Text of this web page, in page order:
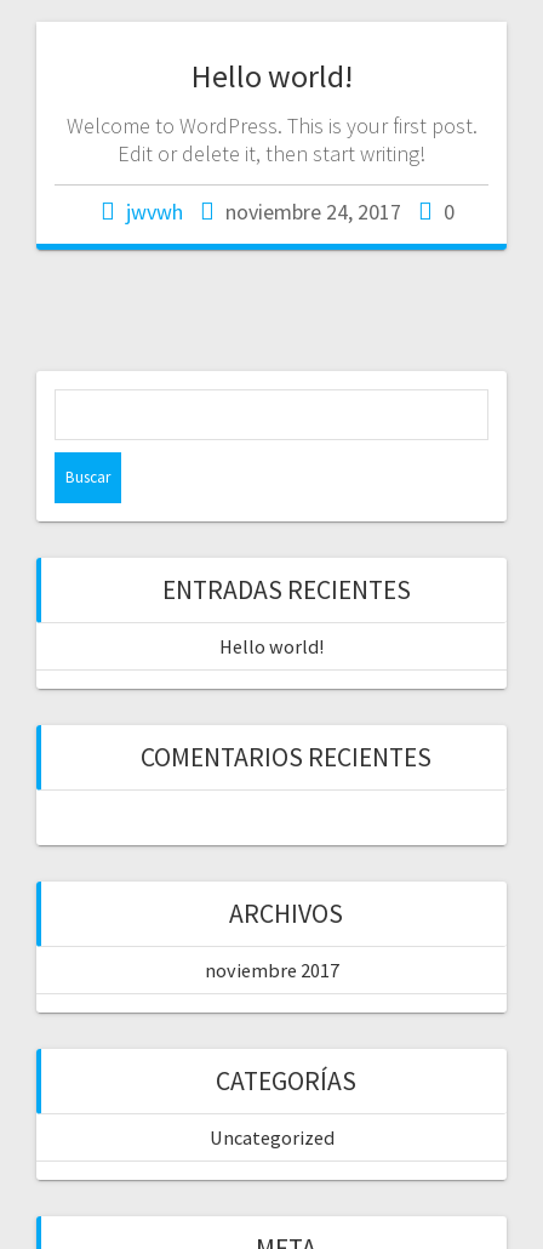
Hello world!
Welcome to WordPress. This is your first post.
Edit or delete it, then start writing!
jwvwh noviembre 24, 2017 0
a
ENTRADAS RECIENTES
Hello world!
COMENTARIOS RECIENTES
ARCHIVOS
noviembre 2017
CATEGORÍAS
Uncategorized